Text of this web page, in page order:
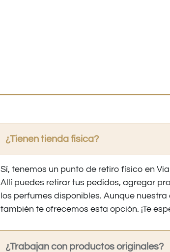
¿Tienen tienda fisica?
Sí, tenemos un punto de retiro físico en
Allí puedes retirar tus pedidos, agregar
los perfumes disponibles. Aunque nuestra
también te ofrecemos esta opción. ¡Te
¿Trabajan con productos originales?